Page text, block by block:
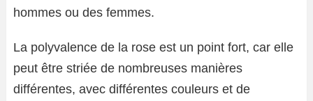
hommes ou des femmes.
La polyvalence de la rose est un point fort, car elle
peut être striée de nombreuses manières
différentes, avec différentes couleurs et de